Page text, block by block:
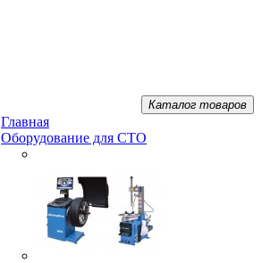
Каталог товаров
Главная
Oбopудoвaниe для CTO